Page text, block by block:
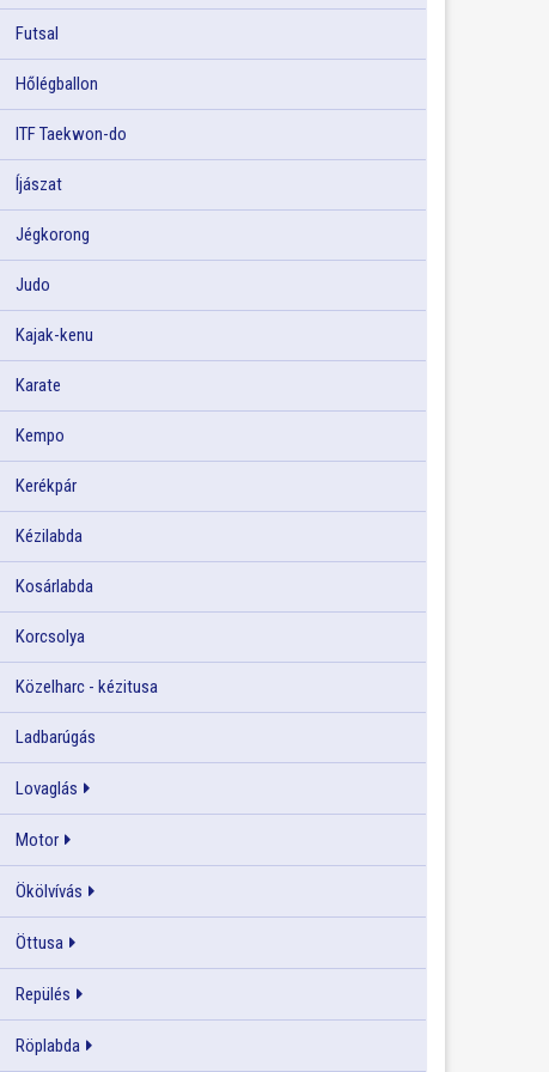
Futsal
Hőlégballon
ITF Taekwon-do
Íjászat
Jégkorong
Judo
Kajak-kenu
Karate
Kempo
Kerékpár
Kézilabda
Kosárlabda
Korcsolya
Közelharc - kézitusa
Ladbarúgás
Lovaglás
Motor
Ökölvívás
Öttusa
Repülés
Röplabda